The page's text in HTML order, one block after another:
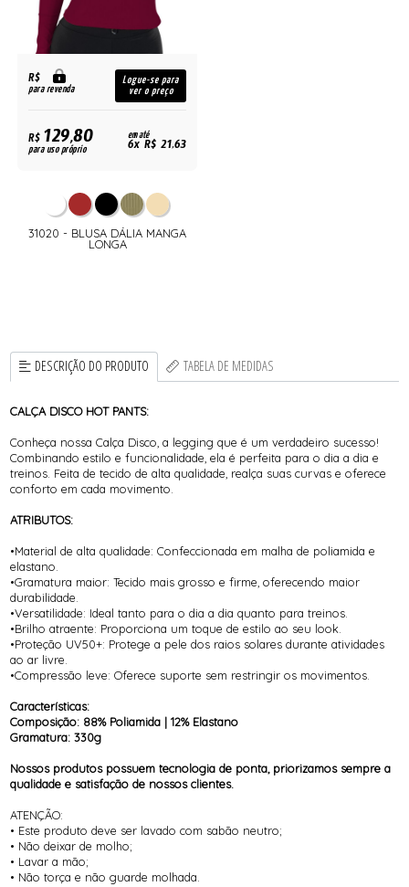
R$
para revenda
Logue-se para
ver o preço
R$129,80
para uso próprio
em até
6x R$ 21,63
31020 - BLUSA DÁLIA MANGA
LONGA
DESCRIÇÃO DO PRODUTO TABELA DE MEDIDAS
CALÇA DISCO HOT PANTS:
Conheça nossa Calça Disco, a legging que é um verdadeiro sucesso!
Combinando estilo e funcionalidade, ela é perfeita para o dia a dia e
treinos. Feita de tecido de alta qualidade, realça suas curvas e oferece
conforto em cada movimento.
ATRIBUTOS:
•Material de alta qualidade: Confeccionada em malha de poliamida e
elastano.
•Gramatura maior: Tecido mais grosso e firme, oferecendo maior
durabilidade.
•Versatilidade: Ideal tanto para o dia a dia quanto para treinos.
•Brilho atraente: Proporciona um toque de estilo ao seu look.
•Proteção UV50+: Protege a pele dos raios solares durante atividades
ao ar livre.
•Compressão leve: Oferece suporte sem restringir os movimentos.
Características:
Composição: 88% Poliamida | 12% Elastano
Gramatura: 330g
Nossos produtos possuem tecnologia de ponta, priorizamos sempre a
qualidade e satisfação de nossos clientes.
ATENÇÃO:
• Este produto deve ser lavado com sabão neutro;
• Não deixar de molho;
• Lavar a mão;
• Não torça e não guarde molhada.